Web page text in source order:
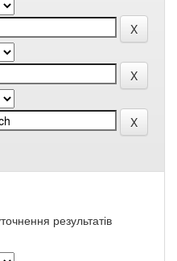
результатів